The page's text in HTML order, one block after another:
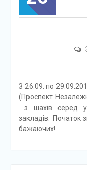
З 26.09. по
(Проспект
з шахів серед
закладів. Початок
бажаючих!